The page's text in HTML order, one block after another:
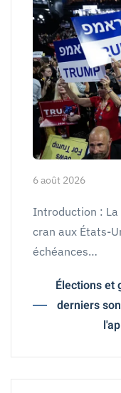
6 août 2026
Introduction :
cran aux États-
échéances…
Élections et
derniers